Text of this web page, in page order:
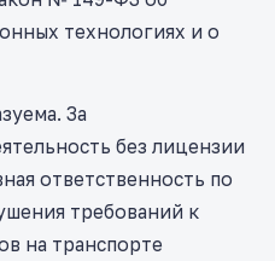
технологиях и о
За
без лицензии
ответственность по
требований к
на транспорте